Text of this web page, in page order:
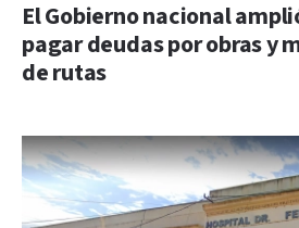
El Gobierno nacional
pagar deudas por obras y
de rutas